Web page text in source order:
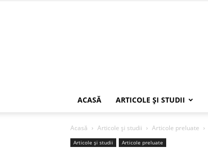
ACASĂ ARTICOLE ŞI STUDII
Acasă Articole şi studii Articole preluate
Articole şi studii Articole preluate